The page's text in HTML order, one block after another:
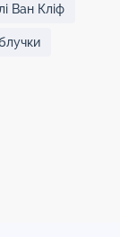
Ван Кліф